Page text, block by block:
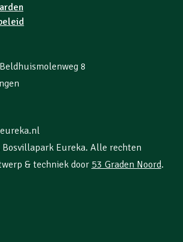
8
Bosvillapark Eureka. Alle rechten
& techniek door 53 Graden Noord.